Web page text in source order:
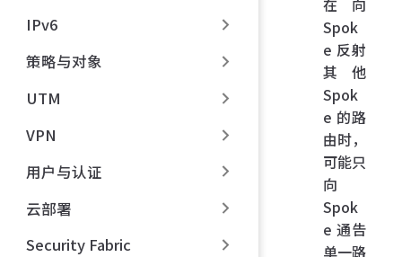
IPv6
策略与对象
UTM
VPN
用户与认证
云部署
Security Fabric
Spok
e 反射
其他
Spok
e 的路
由时，
可能只
向
Spok
e 通告
单一路